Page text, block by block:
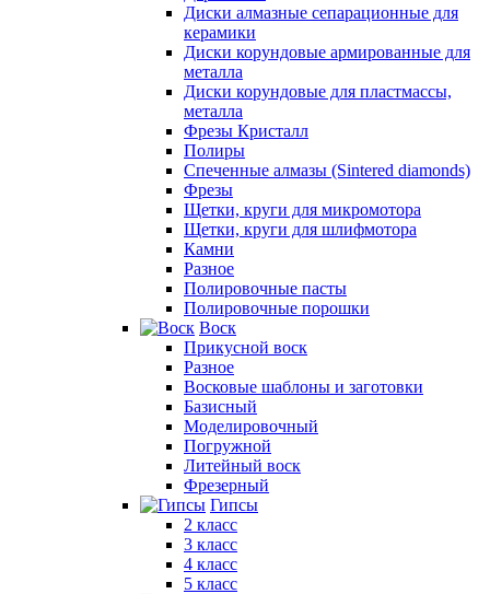
Диски алмазные сепарационные для
керамики
Диски корундовые армированные для
металла
Диски корундовые для пластмассы,
металла
Фрезы Кристалл
Полиры
Спеченные алмазы (Sintered diamonds)
Фрезы
Щетки, круги для микромотора
Щетки, круги для шлифмотора
Камни
Разное
Полировочные пасты
Полировочные порошки
Воск
Прикусной воск
Разное
Восковые шаблоны и заготовки
Базисный
Моделировочный
Погружной
Литейный воск
Фрезерный
Гипсы
2 класс
3 класс
4 класс
5 класс